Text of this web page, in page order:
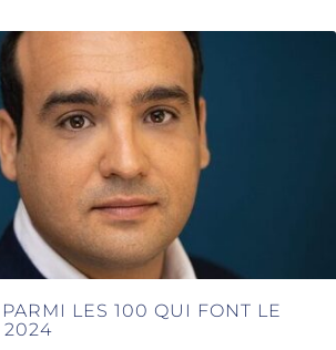
LES 100 QUI FONT LE
2024